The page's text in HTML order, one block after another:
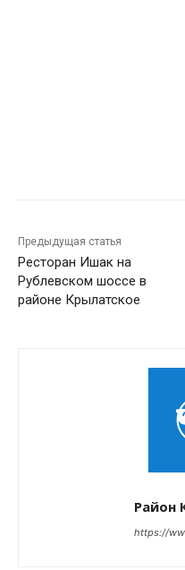
Предыдущая статья
Ресторан Ишак на
Рублевском шоссе в
районе Крылатское
Район
https://